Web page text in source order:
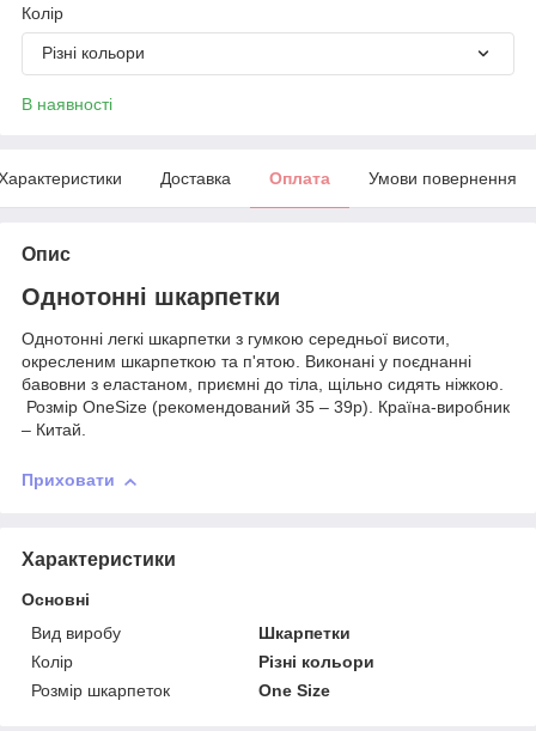
Колір
Різні кольори
В наявності
Доставка Оплата Умови повернення
Опис
Однотонні шкарпетки
Однотонні легкі шкарпетки з гумкою середньої висоти,
окресленим шкарпеткою та п'ятою. Виконані у поєднанні
бавовни з еластаном, приємні до тіла, щільно сидять ніжкою.
Розмір OneSize (рекомендований 35 – 39р). Країна-виробник
– Китай.
Приховати
Характеристики
Основні
Вид виробу
Шкарпетки
Колір
Різні кольори
Розмір шкарпеток
One Size